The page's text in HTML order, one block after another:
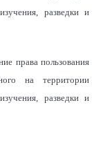
разведки и
права пользования
на территории
разведки и